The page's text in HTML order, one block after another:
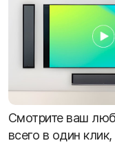
Смотрите ваш
всего в один